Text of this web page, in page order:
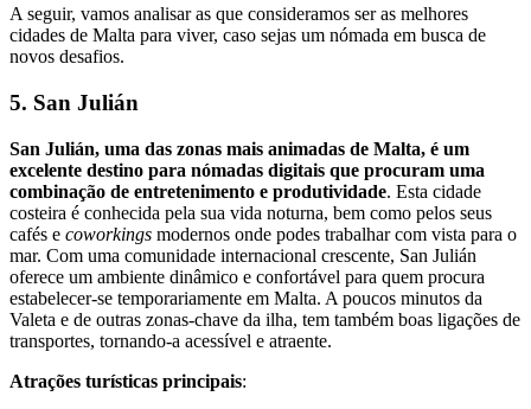
A seguir, vamos analisar as que consideramos ser as melhores
cidades de Malta para viver, caso sejas um nómada em busca de
novos desafios.
5. San Julián
San Julián, uma das zonas mais animadas de Malta, é um
excelente destino para nómadas digitais que procuram uma
combinação de entretenimento e produtividade. Esta cidade
costeira é conhecida pela sua vida noturna, bem como pelos seus
cafés e coworkings modernos onde podes trabalhar com vista para o
mar. Com uma comunidade internacional crescente, San Julián
oferece um ambiente dinâmico e confortável para quem procura
estabelecer-se temporariamente em Malta. A poucos minutos da
Valeta e de outras zonas-chave da ilha, tem também boas ligações de
transportes, tornando-a acessível e atraente.
Atrações turísticas principais: